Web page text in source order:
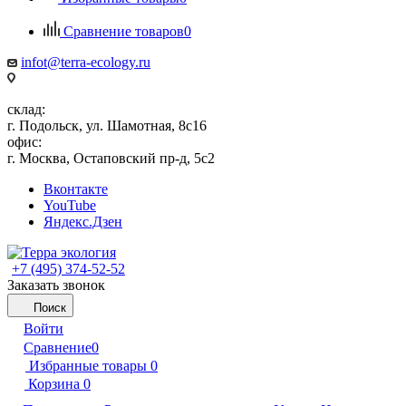
Сравнение товаров0
infot@terra-ecology.ru
склад:
г. Подольск, ул. Шамотная, 8с16
офис:
г. Москва, Остаповский пр-д, 5с2
Вконтакте
YouTube
Яндекс.Дзен
+7 (495) 374-52-52
Заказать звонок
Поиск
Войти
Сравнение0
Избранные товары 0
Корзина 0